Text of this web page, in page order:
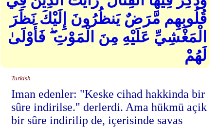
قُلُوبِهِم مَّرَضٌ يَنظُرُونَ إِلَيْكَ نَظَرَ
الْمَغْشِيِّ عَلَيْهِ مِنَ الْمَوْتِ ۖ فَأَوْلَىٰ
لَهُمْ
Turkish
Iman edenler: "Keske cihad hakkinda bir
sûre indirilse." derlerdi. Ama hükmü açik
bir sûre indirilip de, içerisinde savas